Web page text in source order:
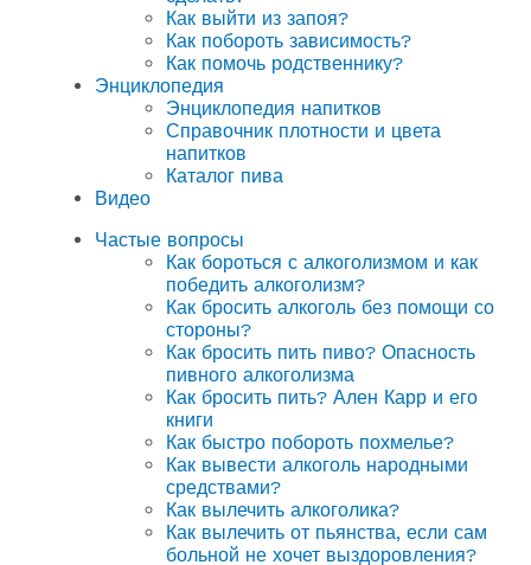
Как выйти из запоя?
Как побороть зависимость?
Как помочь родственнику?
Энциклопедия
Энциклопедия напитков
Справочник плотности и цвета
напитков
Каталог пива
Видео
Частые вопросы
Как бороться с алкоголизмом и как
победить алкоголизм?
Как бросить алкоголь без помощи со
стороны?
Как бросить пить пиво? Опасность
пивного алкоголизма
Как бросить пить? Ален Карр и его
книги
Как быстро побороть похмелье?
Как вывести алкоголь народными
средствами?
Как вылечить алкоголика?
Как вылечить от пьянства, если сам
больной не хочет выздоровления?